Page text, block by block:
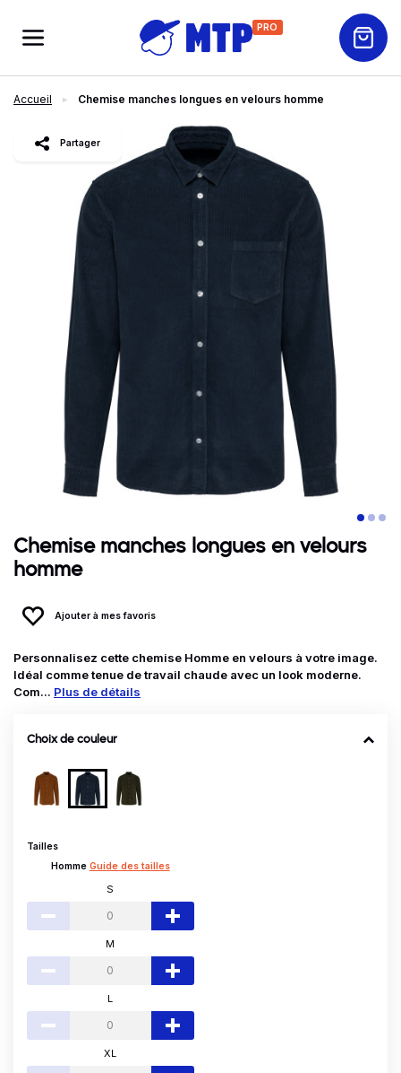
PRO
Accueil Chemise manches longues en velours homme
Chemise manches longues en velours
homme
Ajouter à mes favoris
Personnalisez cette chemise Homme en velours à votre image.
Idéal comme tenue de travail chaude avec un look moderne.
Com... Plus de détails
Choix de couleur
Tailles
Homme Guide des tailles
S
M
L
XL
Partager
slide1